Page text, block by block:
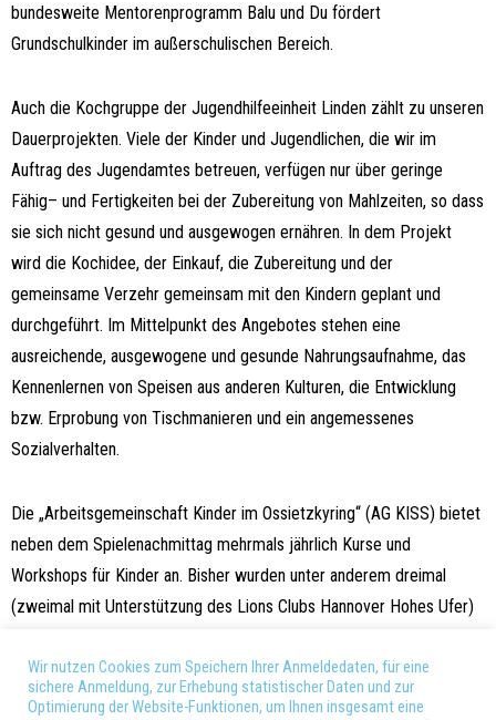
bundesweite Mentorenprogramm Balu und Du fördert
Grundschulkinder im außerschulischen Bereich.
Auch die Kochgruppe der Jugendhilfeeinheit Linden zählt zu unseren
Dauerprojekten. Viele der Kinder und Jugendlichen, die wir im
Auftrag des Jugendamtes betreuen, verfügen nur über geringe
Fähig– und Fertigkeiten bei der Zubereitung von Mahlzeiten, so dass
sie sich nicht gesund und ausgewogen ernähren. In dem Projekt
wird die Kochidee, der Einkauf, die Zubereitung und der
gemeinsame Verzehr gemeinsam mit den Kindern geplant und
durchgeführt. Im Mittelpunkt des Angebotes stehen eine
ausreichende, ausgewogene und gesunde Nahrungsaufnahme, das
Kennenlernen von Speisen aus anderen Kulturen, die Entwicklung
bzw. Erprobung von Tischmanieren und ein angemessenes
Sozialverhalten.
Die „Arbeitsgemeinschaft Kinder im Ossietzkyring“ (AG KISS) bietet
neben dem Spielenachmittag mehrmals jährlich Kurse und
Workshops für Kinder an. Bisher wurden unter anderem dreimal
(zweimal mit Unterstützung des Lions Clubs Hannover Hohes Ufer)
Seit dem Jahr 2019 unterstützen wir auch das Projekt „ Brak en Jan
Wir nutzen Cookies zum Speichern Ihrer Anmeldedaten, für eine
sichere Anmeldung, zur Erhebung statistischer Daten und zur
Optimierung der Website-Funktionen, um Ihnen insgesamt eine